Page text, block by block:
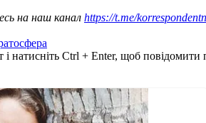
на наш канал https://t.me/
натисніть Ctrl + Enter, щоб повідомити